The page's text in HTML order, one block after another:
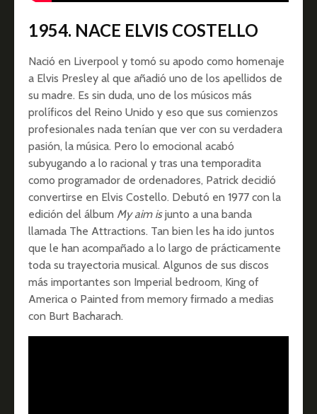
1954. NACE ELVIS COSTELLO
Nació en Liverpool y tomó su apodo como homenaje
a Elvis Presley al que añadió uno de los apellidos de
su madre. Es sin duda, uno de los músicos más
prolíficos del Reino Unido y eso que sus comienzos
profesionales nada tenían que ver con su verdadera
pasión, la música. Pero lo emocional acabó
subyugando a lo racional y tras una temporadita
como programador de ordenadores, Patrick decidió
convertirse en Elvis Costello. Debutó en 1977 con la
edición del álbum My aim isjunto a una banda
llamada The Attractions. Tan bien les ha ido juntos
que le han acompañado a lo largo de prácticamente
toda su trayectoria musical. Algunos de sus discos
más importantes son Imperial bedroom, King of
America o Painted from memory firmado a medias
con Burt Bacharach.